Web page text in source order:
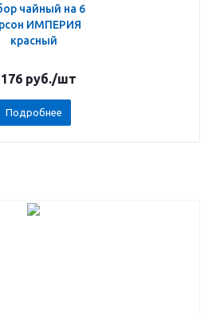
ИМПЕРИЯ
красный
руб./шт
Подробнее